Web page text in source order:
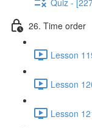
26. Time order
Lesson
Lesson
Lesson